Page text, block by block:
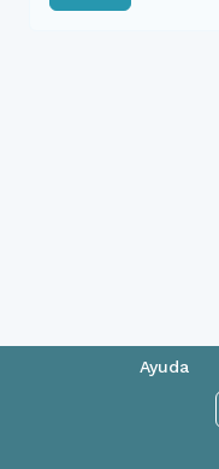
Ayuda